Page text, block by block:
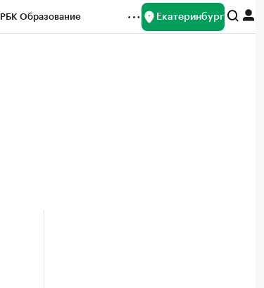
РБК Образование Екатеринбург